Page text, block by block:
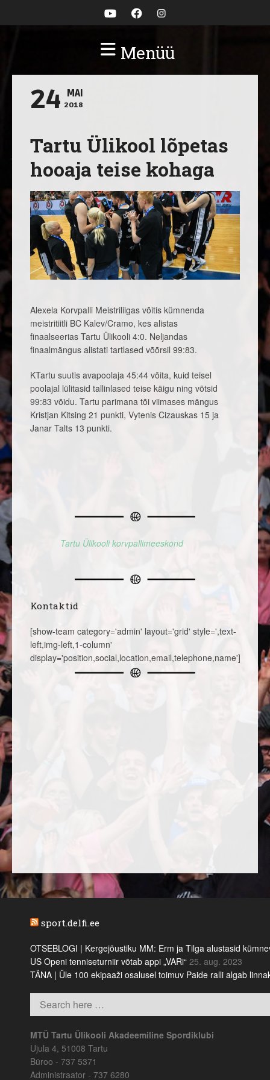
Menüü
24 MAI
2018
Tartu Ülikool lõpetas
hooaja teise kohaga
Alexela Korvpalli Meistriliigas võitis kümnenda
meistritiitli BC Kalev/Cramo, kes alistas
finaalseerias Tartu Ülikooli 4:0. Neljandas
finaalmängus alistati tartlased võõrsil 99:83.
KTartu suutis avapoolaja 45:44 võita, kuid teisel
poolajal lülitasid tallinlased teise käigu ning võtsid
99:83 võidu. Tartu parimana tõi viimases mängus
Kristjan Kitsing 21 punkti, Vytenis Cizauskas 15 ja
Janar Talts 13 punkti.
Tartu Ülikooli korvpallimeeskond
Kontaktid
[show-team category='admin' layout='grid' style=',text-
left,img-left,1-column'
display='position,social,location,email,telephone,name']
sport.delfi.ee
OTSEBLOGI | Kergejõustiku MM: Erm ja Tilga alustasid
US Openi tenniseturniir võtab appi „VARi“ 25. aug. 2023
TÄNA | Üle 100 ekipaaži osalusel toimuv Paide ralli algab
MTÜ Tartu Ülikooli Akadeemiline Spordiklubi
Ujula 4, 51008 Tartu
Büroo - 737 5371
Administraator - 737 6280